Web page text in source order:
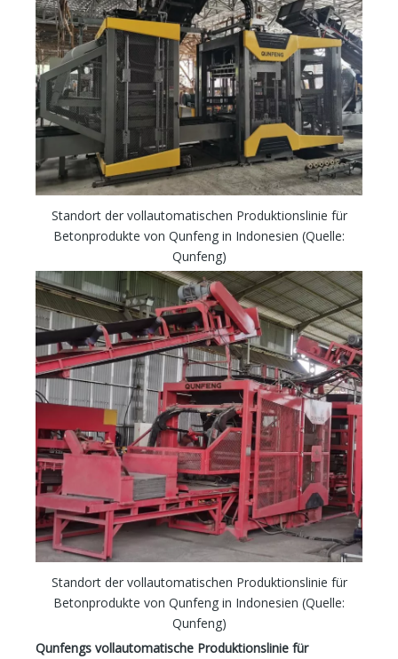
Standort der vollautomatischen Produktionslinie für
Betonprodukte von Qunfeng in Indonesien (Quelle:
Qunfeng)
Standort der vollautomatischen Produktionslinie für
Betonprodukte von Qunfeng in Indonesien (Quelle:
Qunfeng)
Qunfengs vollautomatische Produktionslinie für